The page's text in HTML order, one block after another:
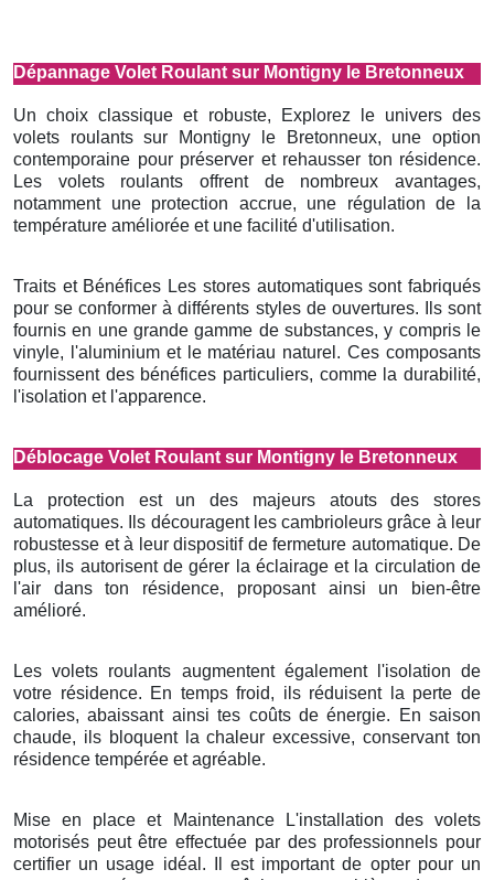
Dépannage Volet Roulant sur Montigny le Bretonneux
Un choix classique et robuste, Explorez le univers des
volets roulants sur Montigny le Bretonneux, une option
contemporaine pour préserver et rehausser ton résidence.
Les volets roulants offrent de nombreux avantages,
notamment une protection accrue, une régulation de la
température améliorée et une facilité d'utilisation.
Traits et Bénéfices Les stores automatiques sont fabriqués
pour se conformer à différents styles de ouvertures. Ils sont
fournis en une grande gamme de substances, y compris le
vinyle, l'aluminium et le matériau naturel. Ces composants
fournissent des bénéfices particuliers, comme la durabilité,
l'isolation et l'apparence.
Déblocage Volet Roulant sur Montigny le Bretonneux
La protection est un des majeurs atouts des stores
automatiques. Ils découragent les cambrioleurs grâce à leur
robustesse et à leur dispositif de fermeture automatique. De
plus, ils autorisent de gérer la éclairage et la circulation de
l'air dans ton résidence, proposant ainsi un bien-être
amélioré.
Les volets roulants augmentent également l'isolation de
votre résidence. En temps froid, ils réduisent la perte de
calories, abaissant ainsi tes coûts de énergie. En saison
chaude, ils bloquent la chaleur excessive, conservant ton
résidence tempérée et agréable.
Mise en place et Maintenance L'installation des volets
motorisés peut être effectuée par des professionnels pour
certifier un usage idéal. Il est important de opter pour un